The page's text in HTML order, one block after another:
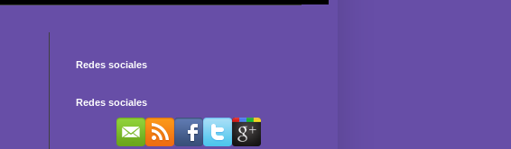
Redes sociales
Redes sociales